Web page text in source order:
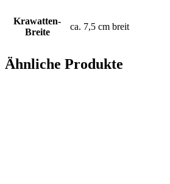
Krawatten-
Breite
ca. 7,5 cm breit
Ähnliche Produkte